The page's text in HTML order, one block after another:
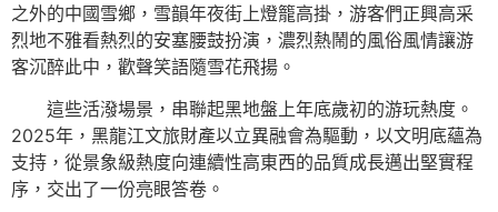
之外的中國雪鄉，雪韻年夜街上燈籠高掛，游客們正興高采
烈地不雅看熱烈的安塞腰鼓扮演，濃烈熱鬧的風俗風情讓游
客沉醉此中，歡聲笑語隨雪花飛揚。
這些活潑場景，串聯起黑地盤上年底歲初的游玩熱度。
2025年，黑龍江文旅財產以立異融會為驅動，以文明底蘊為
支持，從景象級熱度向連續性高東西的品質成長邁出堅實程
序，交出了一份亮眼答卷。